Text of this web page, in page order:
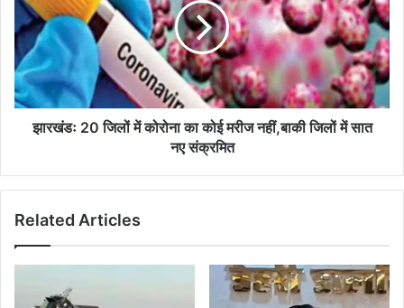
कोरोना
का
कोई
मरीज
नहीं,बाकी
जिलोंझारखंडः 20 जिलों में कोरोना का कोई मरीज नहीं,बाकी जिलों में सात
नए संक्रमित
Related Articles